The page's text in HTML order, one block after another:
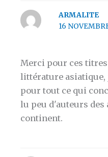
ARMALITE
16
Merci pour ces titres
littérature asiatique,
pour tout ce qui
lu peu d'auteurs des
continent.